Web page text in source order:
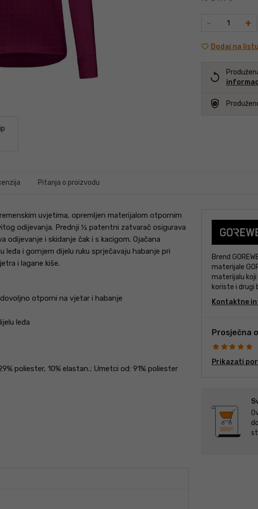
- +
Dodaj na listu
replay
safety_check
Pitanja o proizvodu
uvjetima, opremljen materijalom otpornim
odijevanja. Prednji ½ patentni zatvarač osigurava
odijevanje i skidanje čak i s kacigom. Ojačana
leđa i gornjem dijelu ruku sprječavaju habanje pri
i lagane kiše.
otporni na vjetar i habanje
leđa
poliester, 10% elastan.; Umetci od: 91% poliester
Brend
materijale
materijalu koji
koriste i drugi
svojstva
Kontaktne
Prosječna
Prikazati